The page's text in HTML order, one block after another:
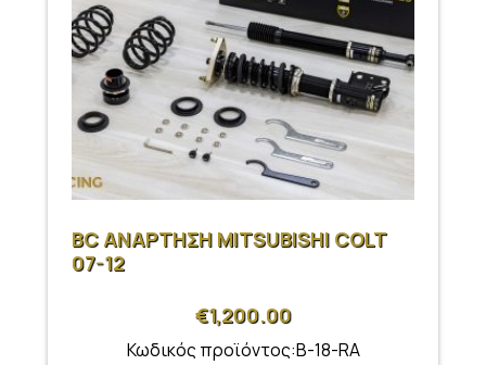
BC ΑΝΑΡΤΗΣΗ MITSUBISHI COLT
07-12
€1,200.00
Κωδικός προϊόντος:B-18-RA